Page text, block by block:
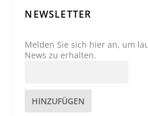
NEWSLETTER
Melden Sie sich hier an, um
News zu erhalten.
HINZUFÜGEN